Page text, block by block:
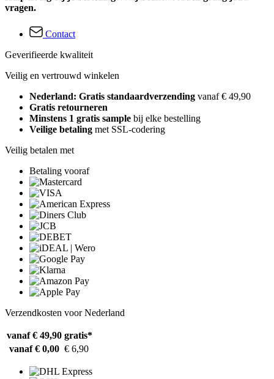
vragen.
Contact
Geverifieerde kwaliteit
Veilig en vertrouwd winkelen
Nederland: Gratis standaardverzending vanaf € 49,90
Gratis retourneren
Minstens 1 gratis sample bij elke bestelling
Veilige betaling met SSL-codering
Veilig betalen met
Betaling vooraf
Verzendkosten voor Nederland
vanaf € 49,90 gratis*
vanaf € 0,00 € 6,90